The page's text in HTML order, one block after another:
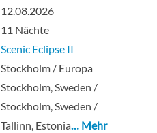
12.08.2026
11 Nächte
Scenic Eclipse II
Stockholm / Europa
Stockholm, Sweden /
Stockholm, Sweden /
Tallinn, Estonia… Mehr